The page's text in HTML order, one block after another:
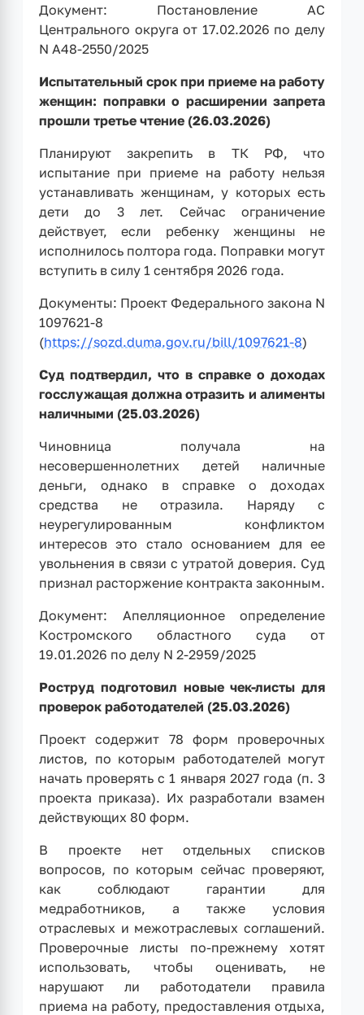
Документ: Постановление АС
Центрального округа от 17.02.2026 по делу
N А48-2550/2025
Испытательный срок при приеме на работу
женщин: поправки о расширении запрета
прошли третье чтение (26.03.2026)
Планируют закрепить в ТК РФ, что
испытание при приеме на работу нельзя
устанавливать женщинам, у которых есть
дети до 3 лет. Сейчас ограничение
действует, если ребенку женщины не
исполнилось полтора года. Поправки могут
вступить в силу 1 сентября 2026 года.
Документы: Проект Федерального закона N
1097621-8
(https://sozd.duma.gov.ru/bill/1097621-8)
Суд подтвердил, что в справке о доходах
госслужащая должна отразить и алименты
наличными (25.03.2026)
Чиновница получала на
несовершеннолетних детей наличные
деньги, однако в справке о доходах
средства не отразила. Наряду с
неурегулированным конфликтом
интересов это стало основанием для ее
увольнения в связи с утратой доверия. Суд
признал расторжение контракта законным.
Документ: Апелляционное определение
Костромского областного суда от
19.01.2026 по делу N 2-2959/2025
Роструд подготовил новые чек-листы для
проверок работодателей (25.03.2026)
Проект содержит 78 форм проверочных
листов, по которым работодателей могут
начать проверять с 1 января 2027 года (п. 3
проекта приказа). Их разработали взамен
действующих 80 форм.
В проекте нет отдельных списков
вопросов, по которым сейчас проверяют,
как соблюдают гарантии для
медработников, а также условия
отраслевых и межотраслевых соглашений.
Проверочные листы по-прежнему хотят
использовать, чтобы оценивать, не
нарушают ли работодатели правила
приема на работу, предоставления отдыха,